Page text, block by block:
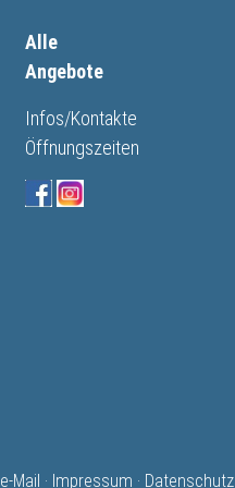
Alle
Angebote
Infos/Kontakte
Öffnungszeiten
e-Mail · Impressum · Datenschutz